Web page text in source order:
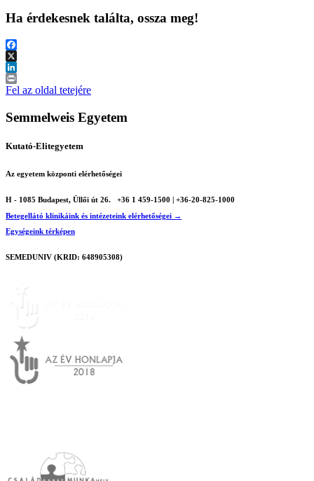
Ha érdekesnek találta, ossza meg!
Facebook
X
LinkedIn
Print
Fel az oldal tetejére
Semmelweis Egyetem
Kutató-Elitegyetem
Az egyetem központi elérhetőségei
H - 1085 Budapest, Üllői út 26.
+36 1 459-1500 | +36-20-825-1000
Betegellátó klinikáink és intézeteink elérhetőségei →
Egységeink térképen
SEMEDUNIV (KRID: 648905308)